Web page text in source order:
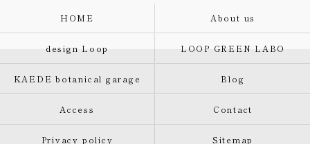
HOME About us
design Loop LOOP GREEN LABO
KAEDE botanical garage Blog
Access Contact
Privacy policy Sitemap